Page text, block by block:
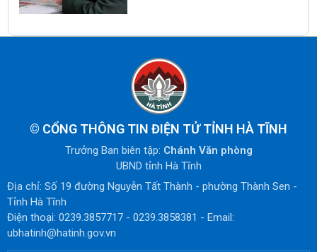
công với cách mạng
© CỔNG THÔNG TIN ĐIỆN TỬ TỈNH HÀ TĨNH
Trưởng Ban biên tập: Chánh Văn phòng
UBND tỉnh Hà Tĩnh
Địa chỉ: Số 19 đường Nguyễn Tất Thành - phường Thành Sen -
Tỉnh Hà Tĩnh
Điện thoại: 0239.3857717 - 0239.3858381 - Email:
ubhatinh@hatinh.gov.vn